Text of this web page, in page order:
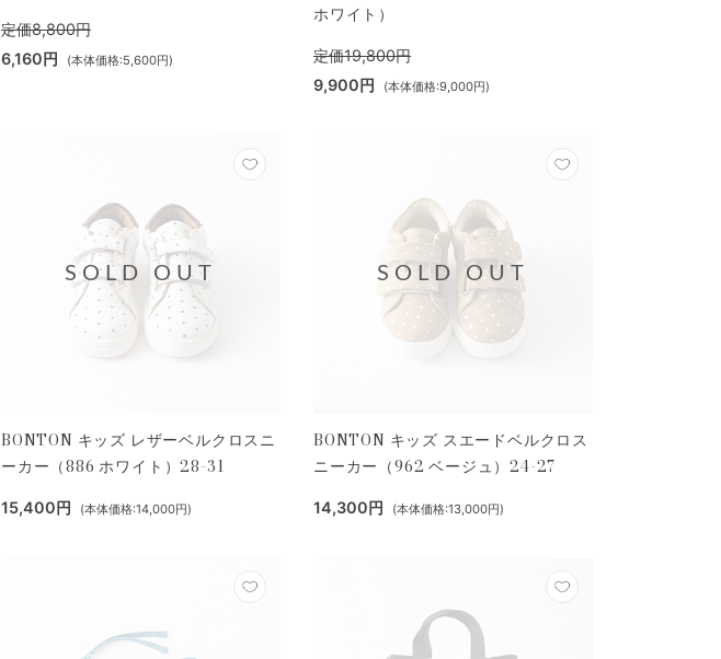
定価8,800円
6,160円
(本体価格:5,600円)
ホワイト）
定価19,800円
9,900円
(本体価格:9,000円)
BONTON キッズ レザーベルクロスニ
ーカー（886 ホワイト）28-31
15,400円 (本体価格:14,000円)
SOLD OUT
BONTON キッズ スエードベルクロス
ニーカー（962 ベージュ）24-27
14,300円 (本体価格:13,000円)
SOLD OUT